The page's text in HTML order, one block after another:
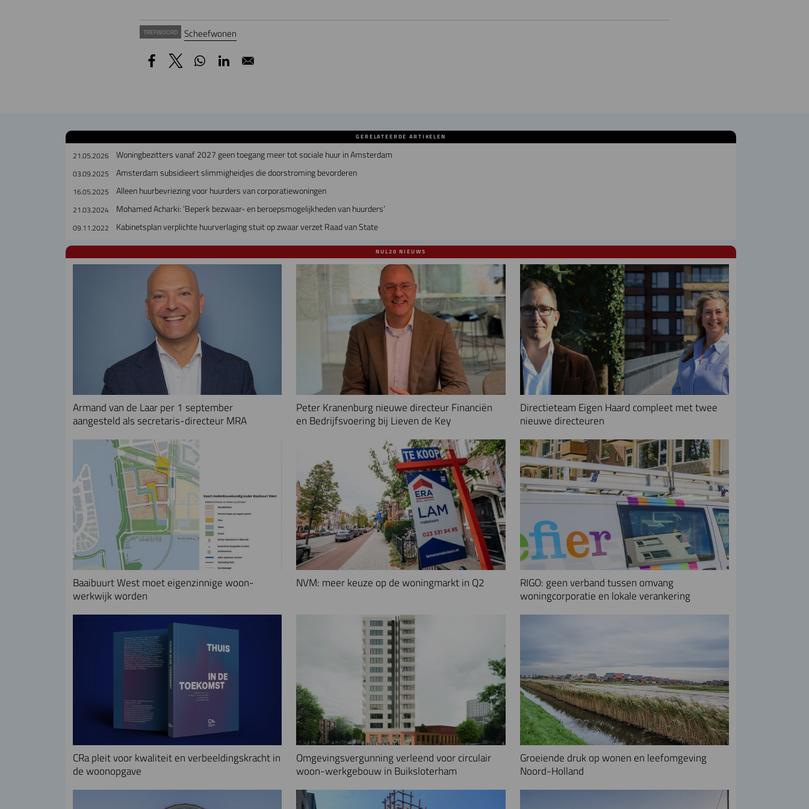
TREFWOORD Scheefwonen
GERELATEERDE ARTIKELEN
21.05.2026 Woningbezitters vanaf 2027 geen toegang meer tot sociale huur in Amsterdam
03.09.2025 Amsterdam subsidieert slimmigheidjes die doorstroming bevorderen
16.05.2025 Alleen huurbevriezing voor huurders van corporatiewoningen
21.03.2024 Mohamed Acharki: ‘Beperk bezwaar- en beroepsmogelijkheden van huurders’
09.11.2022 Kabinetsplan verplichte huurverlaging stuit op zwaar verzet Raad van State
NUL20 NIEUWS
Armand van de Laar per 1 september
aangesteld als secretaris-directeur MRA
Peter Kranenburg nieuwe directeur Financiën
en Bedrijfsvoering bij Lieven de Key
Directieteam Eigen Haard compleet met twee
nieuwe directeuren
Baaibuurt West moet eigenzinnige woon-
werkwijk worden
NVM: meer keuze op de woningmarkt in Q2
RIGO: geen verband tussen omvang
woningcorporatie en lokale verankering
CRa pleit voor kwaliteit en verbeeldingskracht in
de woonopgave
Omgevingsvergunning verleend voor circulair
woon-werkgebouw in Buiksloterham
Groeiende druk op wonen en leefomgeving
Noord-Holland